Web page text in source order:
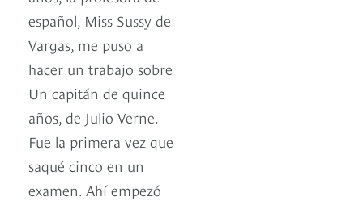
español, Miss Sussy de
Vargas, me puso a
hacer un trabajo sobre
Un capitán de quince
años, de Julio Verne.
Fue la primera vez que
saqué cinco en un
examen. Ahí empezó